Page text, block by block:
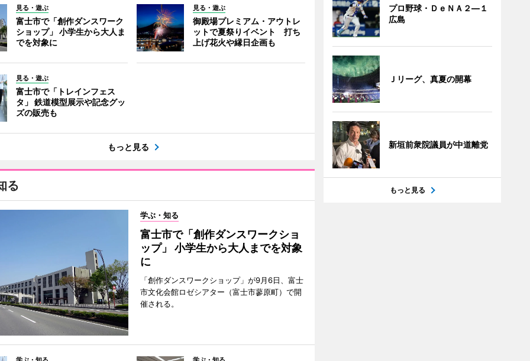
見る・遊ぶ
富士市で「創作ダンスワーク
ショップ」 小学生から大人ま
でを対象に
見る・遊ぶ
御殿場プレミアム・アウトレ
ットで夏祭りイベント 打ち
上げ花火や縁日企画も
見る・遊ぶ
富士市で「トレインフェス
タ」 鉄道模型展示や記念グッ
ズの販売も
もっと見る
る
学ぶ・知る
富士市で「創作ダンスワークショ
ップ」 小学生から大人までを対象
に
「創作ダンスワークショップ」が9月6日、富士
市文化会館ロゼシアター（富士市蓼原町）で開
催される。
プロ野球・ＤｅＮＡ２―１
広島
Ｊリーグ、真夏の開幕
新垣前衆院議員が中道離党
もっと見る